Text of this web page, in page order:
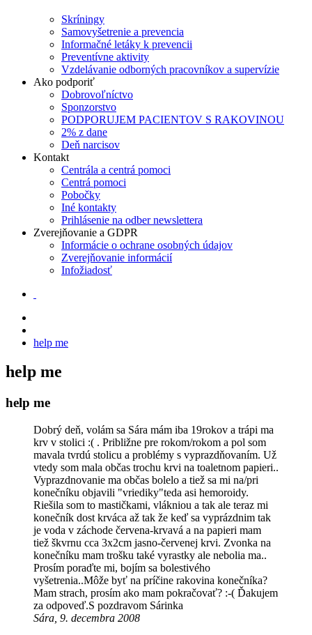
Skríningy
Samovyšetrenie a prevencia
Informačné letáky k prevencii
Preventívne aktivity
Vzdelávanie odborných pracovníkov a supervízie
Ako podporiť
Dobrovoľníctvo
Sponzorstvo
PODPORUJEM PACIENTOV S RAKOVINOU
2% z dane
Deň narcisov
Kontakt
Centrála a centrá pomoci
Centrá pomoci
Pobočky
Iné kontakty
Prihlásenie na odber newslettera
Zverejňovanie a GDPR
Informácie o ochrane osobných údajov
Zverejňovanie informácií
Infožiadosť
help me
help me
help me
Dobrý deň, volám sa Sára mám iba 19rokov a trápi ma
krv v stolici :( . Približne pre rokom/rokom a pol som
mavala tvrdú stolicu a problémy s vyprazdňovaním. Už
vtedy som mala občas trochu krvi na toaletnom papieri..
Vyprazdnovanie ma občas bolelo a tiež sa mi na/pri
konečníku objavili "vriediky"teda asi hemoroidy.
Riešila som to mastičkami, vlákniou a tak ale teraz mi
konečník dost krváca až tak že keď sa vyprázdnim tak
je voda v záchode červena-krvavá a na papieri mam
tiež škvrnu cca 3x2cm jasno-červenej krvi. Zvonka na
konečníku mam trošku také vyrastky ale nebolia ma..
Prosím poraďte mi, bojím sa bolestivého
vyšetrenia..Môže byť na príčine rakovina konečníka?
Mam strach, prosím ako mam pokračovať? :-( Ďakujem
za odpoveď.S pozdravom Sárinka
Sára, 9. decembra 2008